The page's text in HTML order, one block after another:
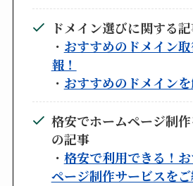
ドメイン選びに関する
・ おすすめのドメイン
報！
・ おすすめのドメインを
格安でホームページ制
の記事
・ 格安で利用できる！
ページ制作サービスを